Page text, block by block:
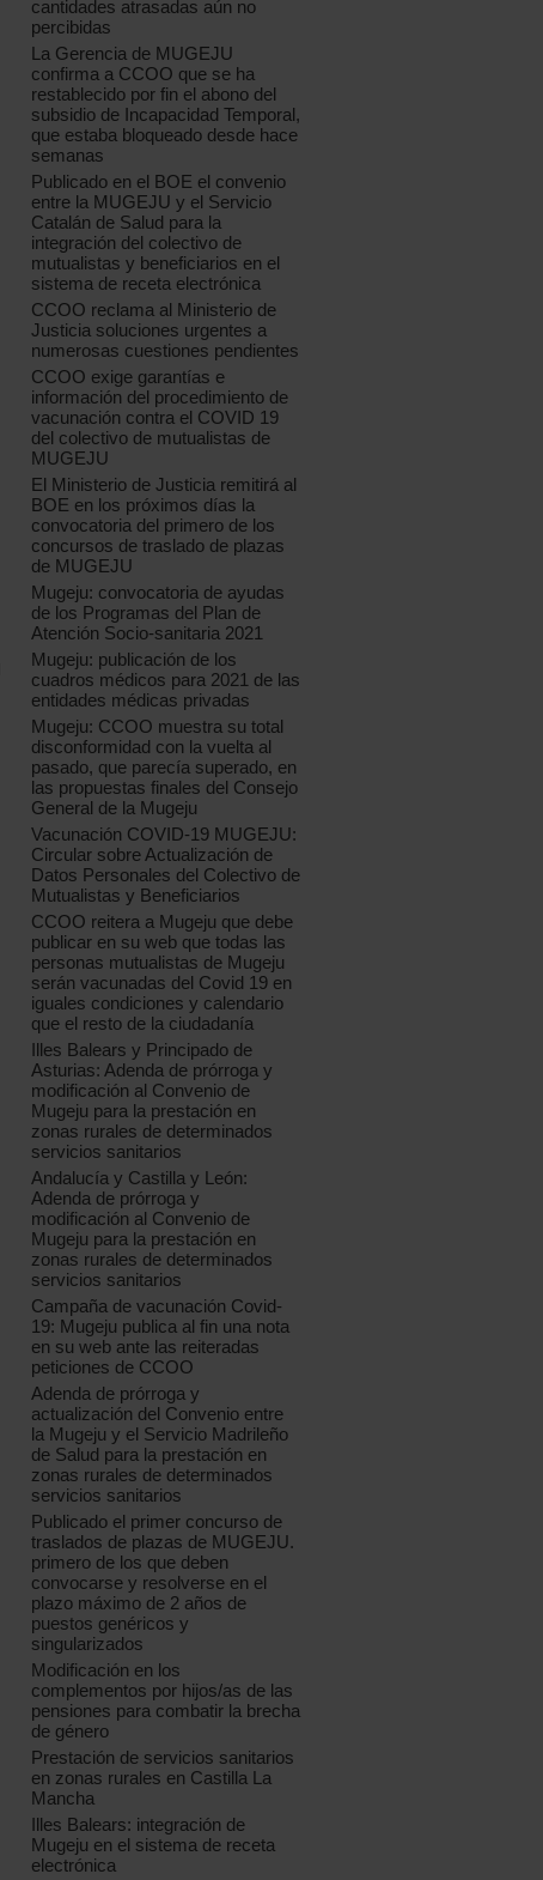
cantidades atrasadas aún no
percibidas
La Gerencia de MUGEJU
confirma a CCOO que se ha
restablecido por fin el abono del
subsidio de Incapacidad Temporal,
que estaba bloqueado desde hace
semanas
Publicado en el BOE el convenio
entre la MUGEJU y el Servicio
Catalán de Salud para la
integración del colectivo de
mutualistas y beneficiarios en el
sistema de receta electrónica
CCOO reclama al Ministerio de
Justicia soluciones urgentes a
numerosas cuestiones pendientes
CCOO exige garantías e
información del procedimiento de
vacunación contra el COVID 19
del colectivo de mutualistas de
MUGEJU
El Ministerio de Justicia remitirá al
BOE en los próximos días la
convocatoria del primero de los
concursos de traslado de plazas
de MUGEJU
Mugeju: convocatoria de ayudas
de los Programas del Plan de
Atención Socio-sanitaria 2021
Mugeju: publicación de los
cuadros médicos para 2021 de las
entidades médicas privadas
Mugeju: CCOO muestra su total
disconformidad con la vuelta al
pasado, que parecía superado, en
las propuestas finales del Consejo
General de la Mugeju
Vacunación COVID-19 MUGEJU:
Circular sobre Actualización de
Datos Personales del Colectivo de
Mutualistas y Beneficiarios
CCOO reitera a Mugeju que debe
publicar en su web que todas las
personas mutualistas de Mugeju
serán vacunadas del Covid 19 en
iguales condiciones y calendario
que el resto de la ciudadanía
Illes Balears y Principado de
Asturias: Adenda de prórroga y
modificación al Convenio de
Mugeju para la prestación en
zonas rurales de determinados
servicios sanitarios
Andalucía y Castilla y León:
Adenda de prórroga y
modificación al Convenio de
Mugeju para la prestación en
zonas rurales de determinados
servicios sanitarios
Campaña de vacunación Covid-
19: Mugeju publica al fin una nota
en su web ante las reiteradas
peticiones de CCOO
Adenda de prórroga y
actualización del Convenio entre
la Mugeju y el Servicio Madrileño
de Salud para la prestación en
zonas rurales de determinados
servicios sanitarios
Publicado el primer concurso de
traslados de plazas de MUGEJU.
primero de los que deben
convocarse y resolverse en el
plazo máximo de 2 años de
puestos genéricos y
singularizados
Modificación en los
complementos por hijos/as de las
pensiones para combatir la brecha
de género
Prestación de servicios sanitarios
en zonas rurales en Castilla La
Mancha
Illes Balears: integración de
Mugeju en el sistema de receta
electrónica